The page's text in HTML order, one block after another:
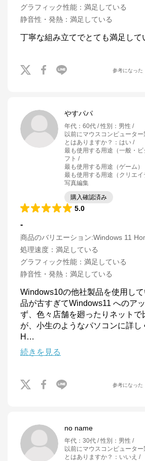
グラフィック性能 ： 満足している
静音性・発熱 ： 満足している
参考になった
やすパパ
年代 ： 60代 性別 ： 男性
以前にマウスコンピュータ
とはありますか？ ： はい
最も使用する用途（一般・ビ
フト
最も使用する用途（ゲーム）
最も使用する用途（クリエイ
写真編集
購入確認済み
5.0
-
商品のバリエーション:Windows 11
処理速度 ： 満足している
グラフィック性能 ： 満足している
静音性・発熱 ： 満足している
Windows10の他社製品を使用し
品が古すぎてWindows11 へのア
ず、色々店舗を廻ったりネットで
が、小生のようなパソコンに詳し
H …
続きを見る
参考になった
no name
年代 ： 30代 性別 ： 男性
以前にマウスコンピュータ
とはありますか？ ： いいえ